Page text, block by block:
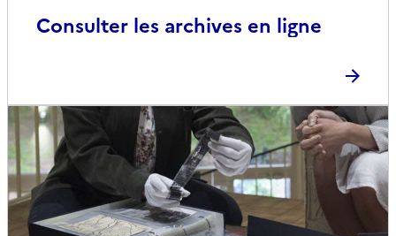
Consulter les archives en ligne